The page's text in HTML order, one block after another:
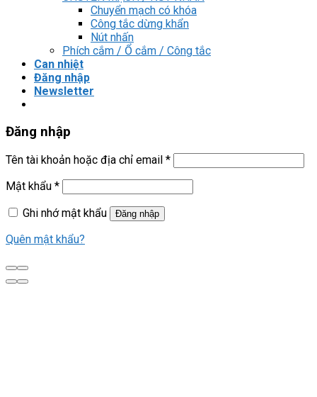
Chuyển mạch có khóa
Công tắc dừng khẩn
Nút nhấn
Phích cắm / Ổ cắm / Công tắc
Can nhiệt
Đăng nhập
Newsletter
Đăng nhập
Tên tài khoản hoặc địa chỉ email *
Mật khẩu *
Ghi nhớ mật khẩu
Đăng nhập
Quên mật khẩu?